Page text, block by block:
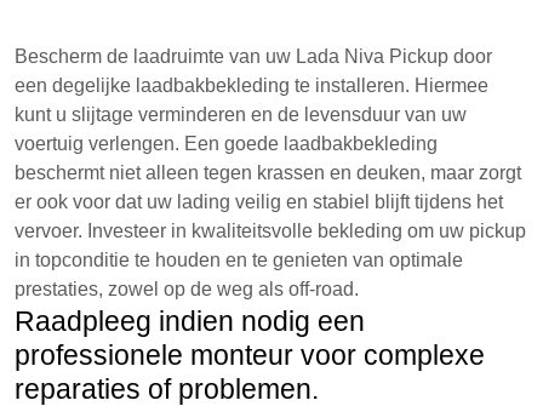
Bescherm de laadruimte van uw Lada Niva Pickup door
een degelijke laadbakbekleding te installeren. Hiermee
kunt u slijtage verminderen en de levensduur van uw
voertuig verlengen. Een goede laadbakbekleding
beschermt niet alleen tegen krassen en deuken, maar zorgt
er ook voor dat uw lading veilig en stabiel blijft tijdens het
vervoer. Investeer in kwaliteitsvolle bekleding om uw pickup
in topconditie te houden en te genieten van optimale
prestaties, zowel op de weg als off-road.
Raadpleeg indien nodig een
professionele monteur voor complexe
reparaties of problemen.